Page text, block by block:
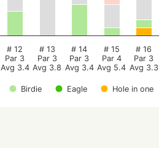
Birdie Eagle Hole in one
# 12
Par 3
Avg 3.4
# 13
Par 3
Avg 3.8
# 14
Par 3
Avg 3.4
# 15
Par 4
Avg 5.4
# 16
Par 3
Avg 3.3